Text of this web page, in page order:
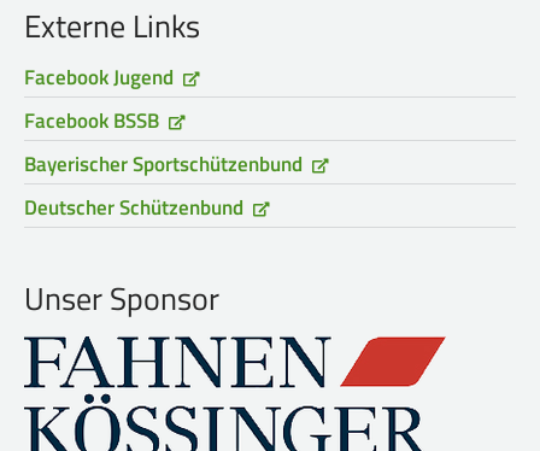
Externe Links
Facebook Jugend
Facebook BSSB
Bayerischer Sportschützenbund
Deutscher Schützenbund
Unser Sponsor
NavigationDatenschutz